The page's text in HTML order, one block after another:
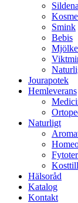
Smink
Bebis
Jourapotek
Hemleverans
Naturligt
Hälsoråd
Katalog
Kontakt